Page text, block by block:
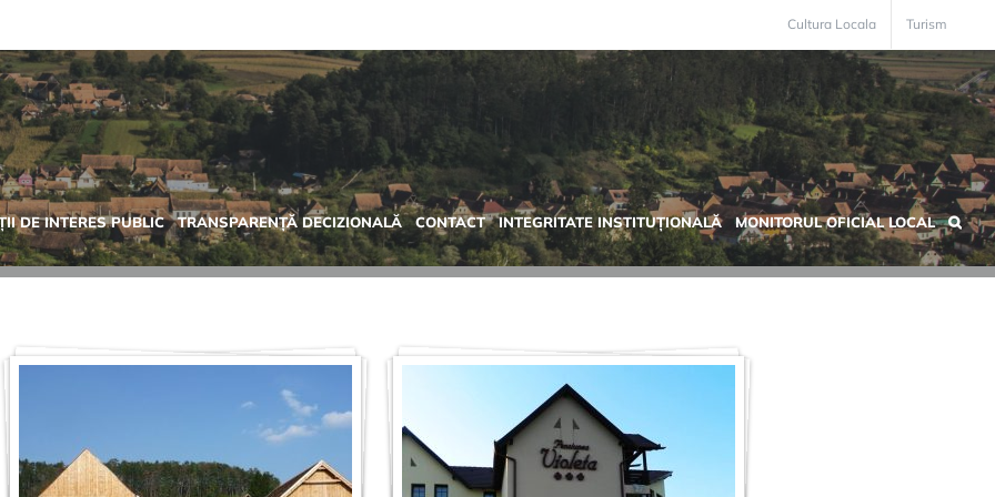
Cultura Locala Turism
DE INTERES PUBLIC TRANSPARENȚĂ DECIZIONALĂ CONTACT INTEGRITATE INSTITUȚIONALĂ MONITORUL OFICIAL LOCAL